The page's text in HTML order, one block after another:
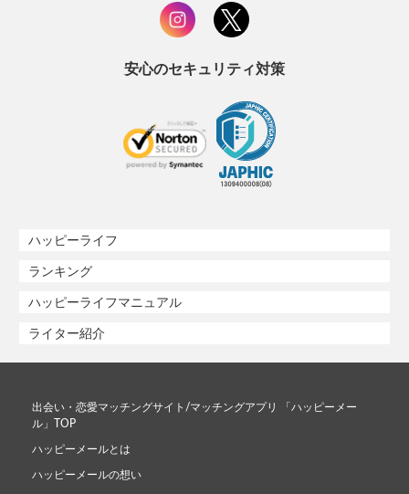
安心のセキュリティ対策
ハッピーライフ
ランキング
ハッピーライフマニュアル
ライター紹介
出会い・恋愛マッチングサイト/マッチングアプリ 「ハッピーメー
ル」TOP
ハッピーメールとは
ハッピーメールの想い